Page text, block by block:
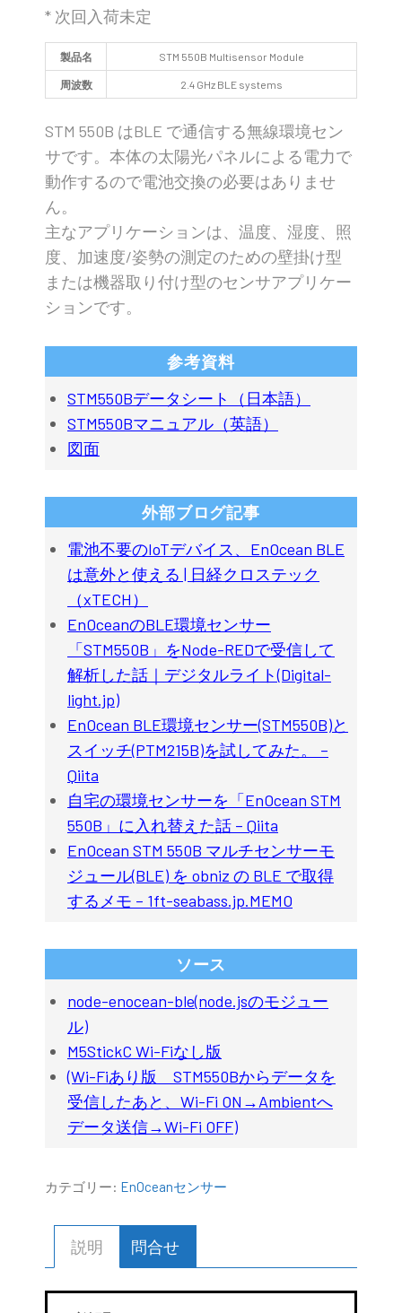
* 次回入荷未定
製品名 STM 550B Multisensor Module
周波数 2.4 GHz BLE systems
STM 550B はBLE で通信する無線環境セン
サです。本体の太陽光パネルによる電力で
動作するので電池交換の必要はありませ
ん。
主なアプリケーションは、温度、湿度、照
度、加速度/姿勢の測定のための壁掛け型
または機器取り付け型のセンサアプリケー
ションです。
参考資料
STM550Bデータシート（日本語）
STM550Bマニュアル（英語）
図面
外部ブログ記事
電池不要のIoTデバイス、EnOcean BLE
は意外と使える | 日経クロステック
（xTECH）
EnOceanのBLE環境センサー
「STM550B」をNode-REDで受信して
解析した話｜デジタルライト(Digital-
light.jp)
EnOcean BLE環境センサー(STM550B)と
スイッチ(PTM215B)を試してみた。 –
Qiita
自宅の環境センサーを「EnOcean STM
550B」に入れ替えた話 – Qiita
EnOcean STM 550B マルチセンサーモ
ジュール(BLE) を obniz の BLE で取得
するメモ – 1ft-seabass.jp.MEMO
ソース
node-enocean-ble(node.jsのモジュー
ル)
M5StickC Wi-Fiなし版
(Wi-Fiあり版 STM550Bからデータを
受信したあと、Wi-Fi ON→Ambientへ
データ送信→Wi-Fi OFF)
カテゴリー: EnOceanセンサー
説明 問合せ